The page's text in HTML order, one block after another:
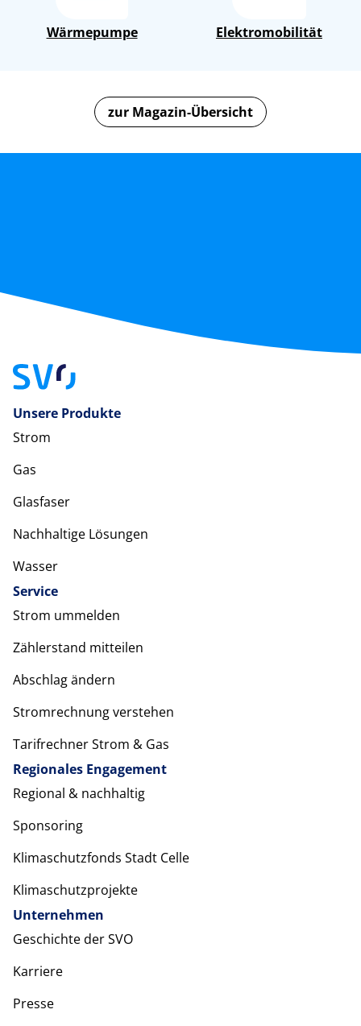
Wärmepumpe Elektromobilität
zur Magazin-Übersicht
Unsere Produkte
Strom
Gas
Glasfaser
Nachhaltige Lösungen
Wasser
Service
Strom ummelden
Zählerstand mitteilen
Abschlag ändern
Stromrechnung verstehen
Tarifrechner Strom & Gas
Regionales Engagement
Regional & nachhaltig
Sponsoring
Klimaschutzfonds Stadt Celle
Klimaschutzprojekte
Unternehmen
Geschichte der SVO
Karriere
Presse